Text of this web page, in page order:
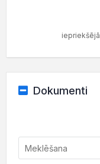
iepriekšējā
Dokumenti